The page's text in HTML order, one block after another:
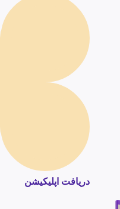
دریافت اپلیکیشن